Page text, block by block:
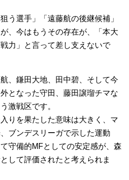
う選手」「遠藤航の後継候補」
、今はもうその存在が、「本大
力」と言って差し支えないで
、鎌田大地、田中碧、そして今
となった守田、藤田譲瑠チマな
激戦区です。
りを果たした意味は大きく、マ
ブンデスリーガで示した運動
守備的MFとしての安定感が、森
して評価されたと考えられま